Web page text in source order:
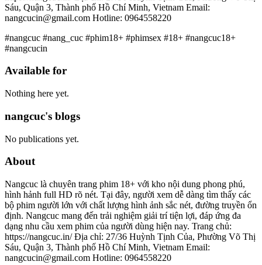
Sáu, Quận 3, Thành phố Hồ Chí Minh, Vietnam Email:
nangcucin@gmail.com Hotline: 0964558220
#nangcuc #nang_cuc #phim18+ #phimsex #18+ #nangcuc18+
#nangcucin
Available for
Nothing here yet.
nangcuc's blogs
No publications yet.
About
Nangcuc là chuyên trang phim 18+ với kho nội dung phong phú,
hình hảnh full HD rõ nét. Tại đây, người xem dễ dàng tìm thấy các
bộ phim người lớn với chất lượng hình ảnh sắc nét, đường truyền ổn
định. Nangcuc mang đến trải nghiệm giải trí tiện lợi, đáp ứng đa
dạng nhu cầu xem phim của người dùng hiện nay. Trang chủ:
https://nangcuc.in/ Địa chỉ: 27/36 Huỳnh Tịnh Của, Phường Võ Thị
Sáu, Quận 3, Thành phố Hồ Chí Minh, Vietnam Email:
nangcucin@gmail.com Hotline: 0964558220